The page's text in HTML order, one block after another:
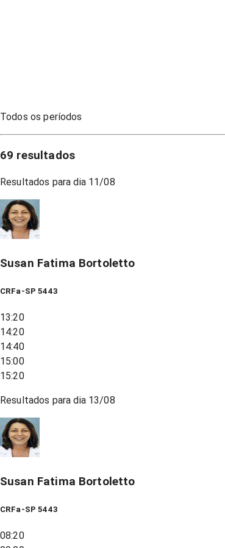
Todos os períodos
69 resultados
Resultados para dia 11/08
Susan Fatima Bortoletto
CRFa-SP 5443
13:20
14:20
14:40
15:00
15:20
Resultados para dia 13/08
Susan Fatima Bortoletto
CRFa-SP 5443
08:20